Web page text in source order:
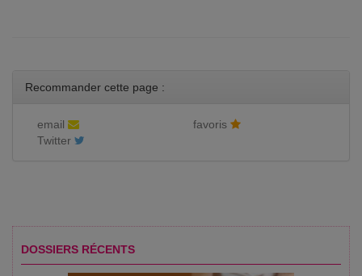
Recommander cette page :
email
favoris
Twitter
DOSSIERS RÉCENTS